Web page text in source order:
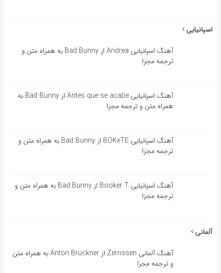
اسپانیایی
آهنگ اسپانیایی Andrea از Bad Bunny به همراه متن و
ترجمه مجزا
آهنگ اسپانیایی Antes que se acabe از Bad Bunny به
همراه متن و ترجمه مجزا
آهنگ اسپانیایی BOKeTE از Bad Bunny به همراه متن و
ترجمه مجزا
آهنگ اسپانیایی Booker T از Bad Bunny به همراه متن و
ترجمه مجزا
آلمانی
آهنگ آلمانی Zerrissen از Anton Bruckner به همراه متن
و ترجمه مجزا